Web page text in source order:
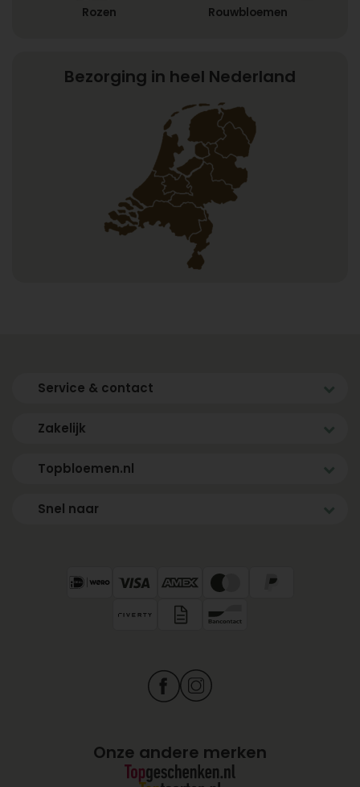
Rozen Rouwbloemen
Bezorging in heel Nederland
Service & contact
Zakelijk
Topbloemen.nl
Snel naar
Onze andere merken